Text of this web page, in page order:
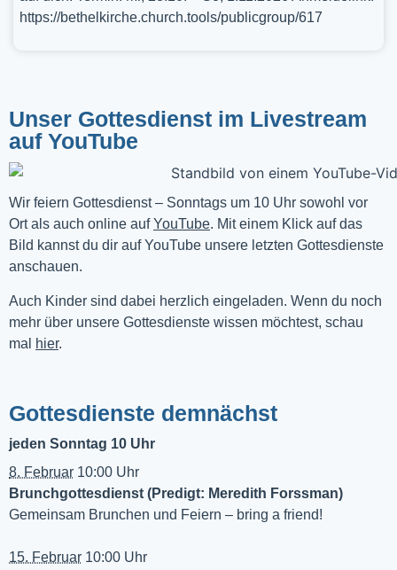
https://bethelkirche.church.tools/publicgroup/617
Unser Gottesdienst im Livestream
auf YouTube
Wir feiern Gottesdienst – Sonntags um 10 Uhr sowohl vor
Ort als auch online auf YouTube. Mit einem Klick auf das
Bild kannst du dir auf YouTube unsere letzten Gottesdienste
anschauen.
Auch Kinder sind dabei herzlich eingeladen. Wenn du noch
mehr über unsere Gottesdienste wissen möchtest, schau
mal
hier.
Gottesdienste demnächst
jeden Sonntag 10 Uhr
8. Februar 10:00 Uhr
Brunchgottesdienst (Predigt: Meredith Forssman)
Gemeinsam Brunchen und Feiern – bring a friend!
15. Februar 10:00 Uhr